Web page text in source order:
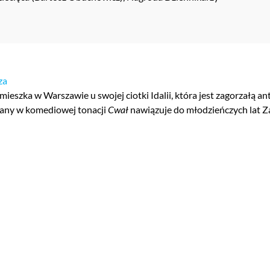
w Warszawie u swojej ciotki Idalii, która jest zagorzałą
w komediowej tonacji Cwał nawiązuje do młodzieńczych lat